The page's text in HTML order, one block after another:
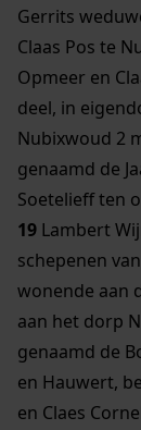
Gerrits
Claas Pos te
Opmeer en
deel, in
Nubixwoud 2
genaamd de
Soetelieff ten
19 Lambert
schepenen
wonende aan
aan het dorp
genaamd de
en Hauwert,
en Claes